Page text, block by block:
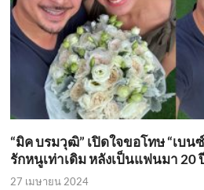
“มิค บรมวุฒิ” เปิดใจขอโทษ “เบน
รักหนูเท่าเดิม หลังเป็นแฟนมา 20
27 เมษายน 2024